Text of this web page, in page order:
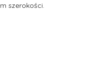
szerokości.